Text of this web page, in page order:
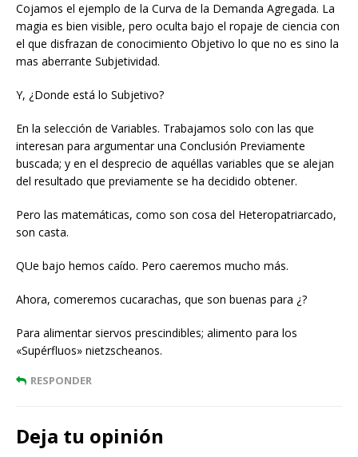
Cojamos el ejemplo de la Curva de la Demanda Agregada. La
magia es bien visible, pero oculta bajo el ropaje de ciencia con
el que disfrazan de conocimiento Objetivo lo que no es sino la
mas aberrante Subjetividad.
Y, ¿Donde está lo Subjetivo?
En la selección de Variables. Trabajamos solo con las que
interesan para argumentar una Conclusión Previamente
buscada; y en el desprecio de aquéllas variables que se alejan
del resultado que previamente se ha decidido obtener.
Pero las matemáticas, como son cosa del Heteropatriarcado,
son casta.
QUe bajo hemos caído. Pero caeremos mucho más.
Ahora, comeremos cucarachas, que son buenas para ¿?
Para alimentar siervos prescindibles; alimento para los
«Supérfluos» nietzscheanos.
RESPONDER
Deja tu opinión